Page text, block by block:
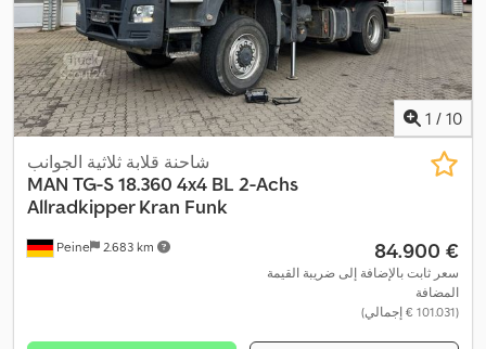
1 / 10
Peine 2.683 km
شاحنة قلابة ثلاثية الجوانب
MAN TG-S 18.360 4x4 BL 2-Achs
Allradkipper Kran Funk
‏84.900 €
سعر ثابت بالإضافة إلى ضريبة القيمة
المضافة
(‏101.031 € إجمالي)